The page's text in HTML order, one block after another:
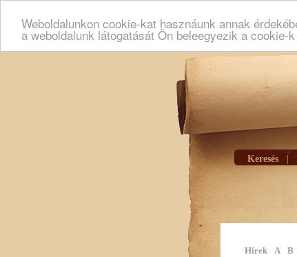
Weboldalunkon cookie-kat hasznáunk annak
a weboldalunk látogatását Ön beleegyezik a cookie-
Keresés
Hírek A B